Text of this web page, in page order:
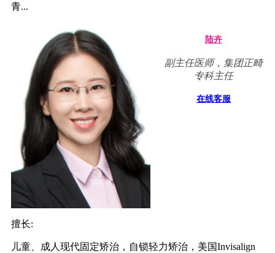
青...
陆卉
副主任医师，集团正畸
专科主任
在线客服
擅长:
儿童、成人现代固定矫治，自锁轻力矫治，美国Invisalign